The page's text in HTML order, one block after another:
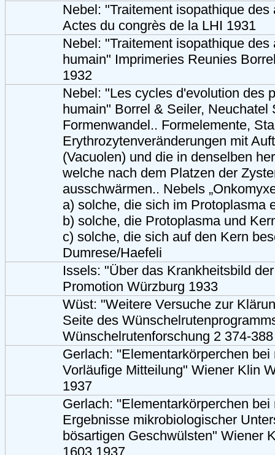
Nebel: "Traitement isopathique
Actes du congrès de la LHI 1931
Nebel: "Traitement isopathique
humain" Imprimeries Reunies
1932
Nebel: "Les cycles d'evolution des
humain" Borrel & Seiler, Neuchatel
Formenwandel.. Formelemente,
Erythrozytenveränderungen mit
(Vacuolen) und die in denselben
welche nach dem Platzen der
ausschwärmen.. Nebels
a) solche, die sich im Protoplasma
b) solche, die Protoplasma und
c) solche, die sich auf den Kern
Dumrese/Haefeli
Issels: "Über das Krankheitsbild
Promotion Würzburg 1933
Wüst: "Weitere Versuche zur
Seite des
Wünschelrutenforschung 2 374-
Gerlach: "Elementarkörperchen bei
Vorläufige Mitteilung" Wiener Klin
1937
Gerlach: "Elementarkörperchen bei
Ergebnisse mikrobiologischer
bösartigen Geschwülsten" Wiener
1603 1937